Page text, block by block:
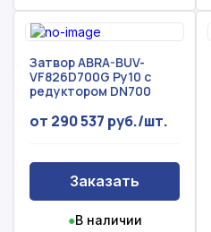
Затвор ABRA-BUV-
VF826D700G Ру10 с
редуктором DN700
от 290 537 руб./шт.
Заказать
●В наличии